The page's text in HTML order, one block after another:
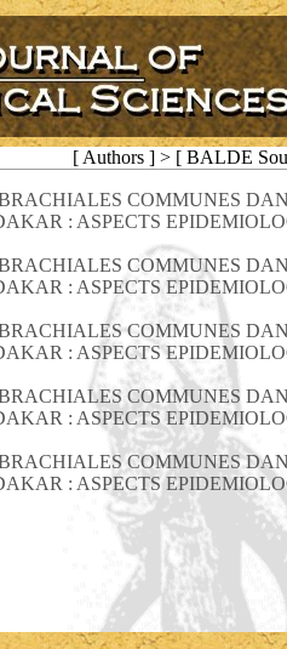
[ Authors ] > [ BALDE
COMMUNES
: ASPECTS
COMMUNES
: ASPECTS
COMMUNES
: ASPECTS
COMMUNES
: ASPECTS
COMMUNES
: ASPECTS